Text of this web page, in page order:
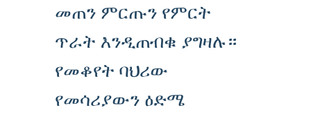
መጠን ምርጡን የምርት
ጥራት እንዲጠብቁ ያግዛሉ።
የመቆየት ባህሪው
የመሳሪያውን ዕድሜ